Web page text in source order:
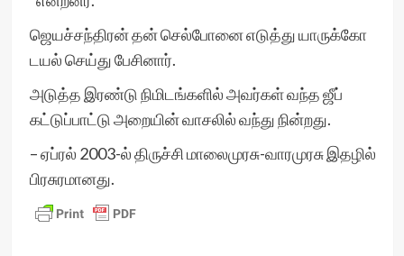
ஜெயச்சந்திரன் தன் செல்போனை எடுத்து யாருக்கோ
டயல் செய்து பேசினார்.
அடுத்த இரண்டு நிமிடங்களில் அவர்கள் வந்த ஜீப்
கட்டுப்பாட்டு அறையின் வாசலில் வந்து நின்றது.
– ஏப்ரல் 2003-ல் திருச்சி மாலைமுரசு-வாரமுரசு இதழில்
பிரசுரமானது.